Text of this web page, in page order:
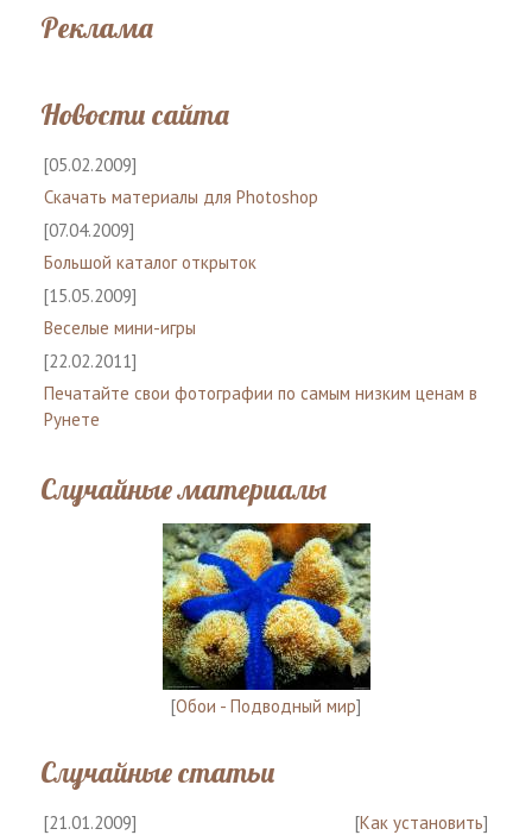
Реклама
Новости сайта
[05.02.2009]
Скачать материалы для Photoshop
[07.04.2009]
Большой каталог открыток
[15.05.2009]
Веселые мини-игры
[22.02.2011]
Печатайте свои фотографии по самым низким ценам в
Рунете
Случайные материалы
[Обои - Подводный мир]
Случайные статьи
[21.01.2009] [Как установить]